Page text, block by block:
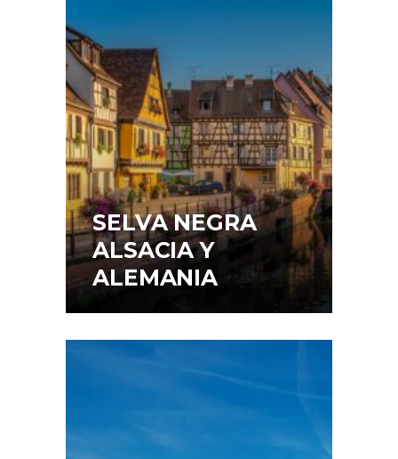
SELVA NEGRA
ALSACIA Y
ALEMANIA